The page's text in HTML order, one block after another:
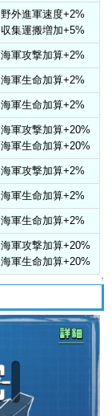
野外進軍速度+2%
収集運搬増加+5%
海軍攻撃加算+2%
海軍生命加算+2%
海軍生命加算+2%
海軍攻撃加算+20%
海軍生命加算+20%
海軍攻撃加算+2%
海軍生命加算+2%
海軍生命加算+2%
海軍攻撃加算+20%
海軍生命加算+20%
↑